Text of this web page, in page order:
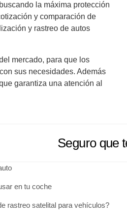
la máxima protección
y comparación de
y rastreo de autos
mercado, para que los
sus necesidades. Además
garantiza una atención al
Seguro que
en tu coche
rastreo satelital para vehículos?